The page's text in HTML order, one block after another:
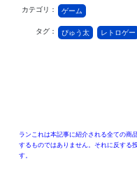
カテゴリ： ゲーム
タグ： ぴゅう太 レトロゲー
ランこれは本記事に紹介される全ての商
するものではありません。それに反する
す。